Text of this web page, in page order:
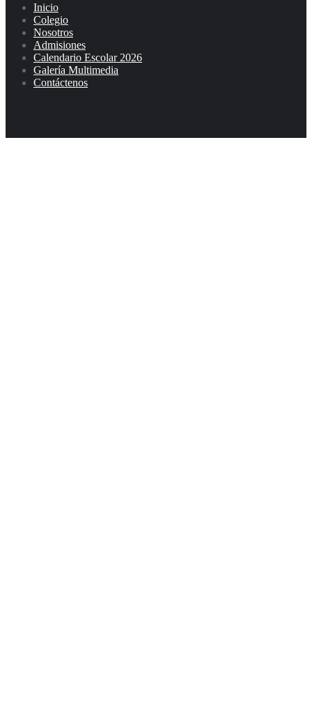
Inicio
Colegio
Nosotros
Admisiones
Calendario Escolar 2026
Galería Multimedia
Contáctenos